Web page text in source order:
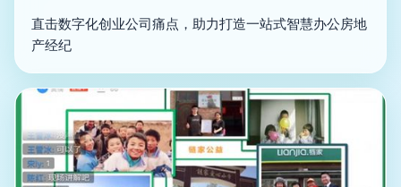
直击数字化创业公司痛点，助力打造一站式智慧办公房地
产经纪